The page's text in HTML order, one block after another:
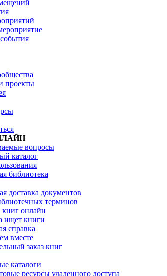
проекты
вопросы
каталог
библиотека
доставка документов
терминов
онлайн
ищет книги
справка
вместе
заказ книг
каталоги
ресурсы удаленного доступа